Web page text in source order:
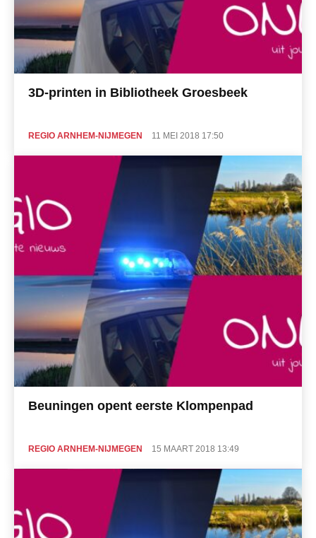
3D-printen in Bibliotheek Groesbeek
REGIO ARNHEM-NIJMEGEN 11 MEI 2018 17:50
Beuningen opent eerste Klompenpad
REGIO ARNHEM-NIJMEGEN 15 MAART 2018 13:49